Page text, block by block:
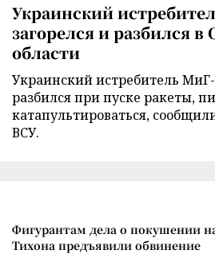
Украинский
загорелся и разбился в
области
Украинский истребитель МиГ-
разбился при пуске ракеты,
катапультироваться,
ВСУ.
Фигурантам дела о покушении
Тихона предъявили обвинение